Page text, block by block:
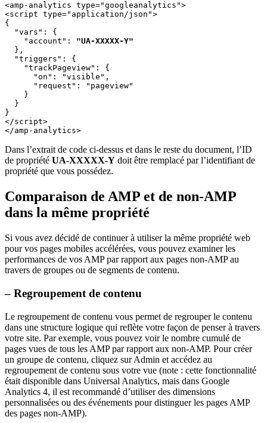
<amp-analytics type="googleanalytics">
<script type="application/json">
{
"vars" :
{
"account" :
"UA-XXXXX-Y"
},
"triggers" :
{
"trackPageview" :
{
"on" : "visible" ,
"request" :
"pageview"
}
}
}
</script>
</amp-analytics>
Dans l’extrait de code ci-dessus et dans le reste du document, l’ID
de propriété UA-XXXXX-Y doit être remplacé par l’identifiant de
propriété que vous possédez.
Comparaison de AMP et de non-AMP
dans la même propriété
Si vous avez décidé de continuer à utiliser la même propriété web
pour vos pages mobiles accélérées, vous pouvez examiner les
performances de vos AMP par rapport aux pages non-AMP au
travers de groupes ou de segments de contenu.
– Regroupement de contenu
Le regroupement de contenu vous permet de regrouper le contenu
dans une structure logique qui reflète votre façon de penser à travers
votre site. Par exemple, vous pouvez voir le nombre cumulé de
pages vues de tous les AMP par rapport aux non-AMP. Pour créer
un groupe de contenu, cliquez sur Admin et accédez au
regroupement de contenu sous votre vue (note : cette fonctionnalité
était disponible dans Universal Analytics, mais dans Google
Analytics 4, il est recommandé d’utiliser des dimensions
personnalisées ou des événements pour distinguer les pages AMP
des pages non-AMP).